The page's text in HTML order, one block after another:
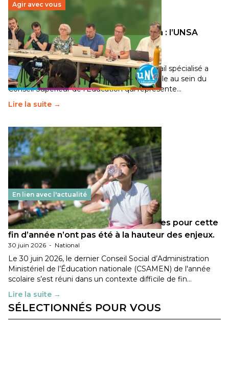
Agir avec vous
Transition écologique de l’éducation : l’UNSA
Éducation fait bouger les lignes
30 juin 2026-National
Pendant plusieurs mois, un groupe de travail spécialisé a
travaillé sur la transition écologique de l’Ecole au sein du
Conseil Supérieur de l’Éducation qui représente…
Lire la suite →
En lien avec l'actualité
Les décisions ministérielles attendues pour cette
fin d’année n’ont pas été à la hauteur des enjeux.
30 juin 2026 - National
Le 30 juin 2026, le dernier Conseil Social d’Administration
Ministériel de l’Éducation nationale (CSAMEN) de l'année
scolaire s’est réuni dans un contexte difficile de fin…
Lire la suite →
SÉLECTIONNÉS POUR VOUS